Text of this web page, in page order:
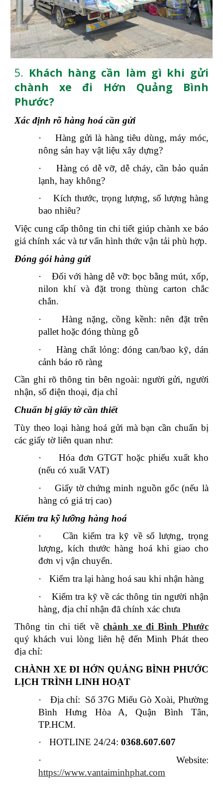
5. Khách hàng cần làm gì khi gửi
chành xe đi Hớn Quảng Bình
Phước?
Xác định rõ hàng hoá cần gửi
·
Hàng gửi là hàng tiêu dùng, máy móc,
nông sản hay vật liệu xây dựng?
·
Hàng có dễ vỡ, dễ cháy, cần bảo quản
lạnh, hay không?
·
Kích thước, trọng lượng, số lượng hàng
bao nhiêu?
Việc cung cấp thông tin chi tiết giúp chành xe báo
giá chính xác và tư vấn hình thức vận tải phù hợp.
Đóng gói hàng gửi
·
Đối với hàng dễ vỡ: bọc bằng mút, xốp,
nilon khí và đặt trong thùng carton chắc
chắn.
·
Hàng nặng, cồng kềnh: nên đặt trên
pallet hoặc đóng thùng gỗ
·
Hàng chất lỏng: đóng can/bao kỹ, dán
cảnh báo rõ ràng
Cần ghi rõ thông tin bên ngoài: người gửi, người
nhận, số điện thoại, địa chỉ
Chuẩn bị giấy tờ cần thiết
Tùy theo loại hàng hoá gửi mà bạn cần chuẩn bị
các giấy tờ liên quan như:
·
Hóa đơn GTGT hoặc phiếu xuất kho
(nếu có xuất VAT)
·
Giấy tờ chứng minh nguồn gốc (nếu là
hàng có giá trị cao)
Kiểm tra kỹ lưỡng hàng hoá
·
Cần kiểm tra kỹ về số lượng, trọng
lượng, kích thước hàng hoá khi giao cho
đơn vị vận chuyển.
·
Kiểm tra lại hàng hoá sau khi nhận hàng
·
Kiểm tra kỹ về các thông tin người nhận
hàng, địa chỉ nhận đã chính xác chưa
Thông tin chi tiết vềchành xe đi Bình Phước
quý khách vui lòng liên hệ đến Minh Phát theo
địa chỉ:
CHÀNH XE ĐI HỚN QUẢNG BÌNH PHƯỚC
LỊCH TRÌNH LINH HOẠT
·
Địa chỉ: Số 37G Miếu Gò Xoài, Phường
Bình Hưng Hòa A, Quận Bình Tân,
TP.HCM.
·
HOTLINE 24/24:0368.607.607
·
Website:
https://www.vantaiminhphat.com